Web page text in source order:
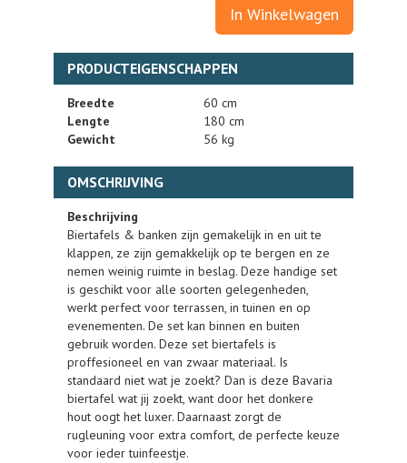
In Winkelwagen
PRODUCTEIGENSCHAPPEN
Breedte
60 cm
Lengte
180 cm
Gewicht
56 kg
OMSCHRIJVING
Beschrijving
Biertafels & banken zijn gemakelijk in en uit te
klappen, ze zijn gemakkelijk op te bergen en ze
nemen weinig ruimte in beslag. Deze handige set
is geschikt voor alle soorten gelegenheden,
werkt perfect voor terrassen, in tuinen en op
evenementen. De set kan binnen en buiten
gebruik worden. Deze set biertafels is
proffesioneel en van zwaar materiaal. Is
standaard niet wat je zoekt? Dan is deze Bavaria
biertafel wat jij zoekt, want door het donkere
hout oogt het luxer. Daarnaast zorgt de
rugleuning voor extra comfort, de perfecte keuze
voor ieder tuinfeestje.